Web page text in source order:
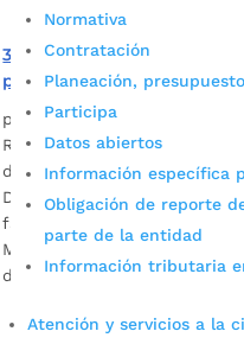
Normativa
Contratación
Planeación,
Participa
Datos abiertos
Información específica
Obligación de reporte
parte de la entidad
Información tributaria
Atención y servicios a la
36 familias han recibido
predios por parte del
por Alcaldía de Bucaramanga
Recientemente, fueron
de Café Madrid y San
Directora del INVISBU
familias de los barrios Café
Mercedes han recibido el
debidamente registrados, de